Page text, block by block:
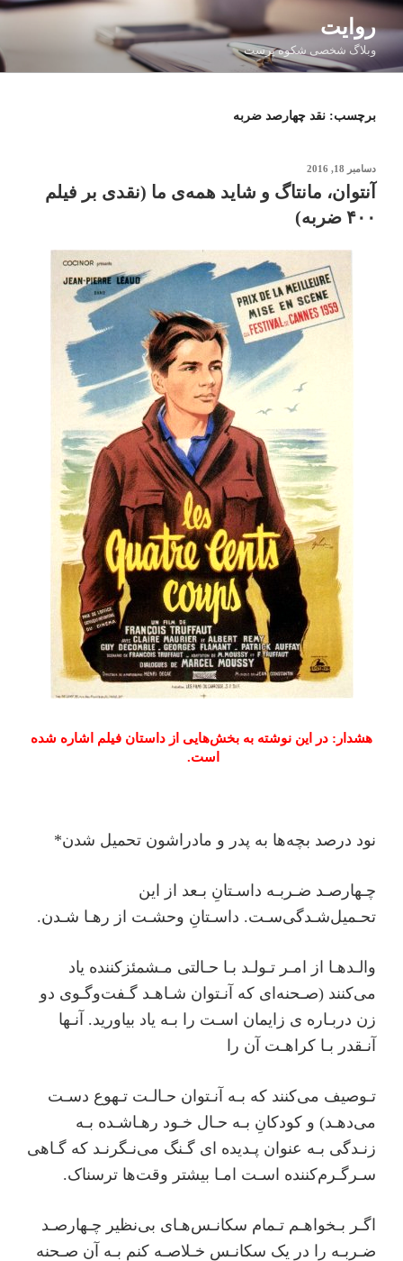
رفتن
به
محتوا
روایت
وبلاگ شخصی شکوه پرست
برچسب: نقد چهارصد ضربه
نوشته‌شده
در
دسامبر 18, 2016
آﻧﺘﻮان، ﻣﺎﻧﺘﺎگ و ﺷﺎﯾﺪ ﻫﻤﻪی ما (نقدی بر فیلم
۴۰۰ ضربه)
هشدار: در این نوشته به بخش‌هایی از داستان فیلم اشاره شده
است.
نود درصد بچه‌ها به پدر و مادراشون تحمیل شدن*
ﭼـﻬﺎرﺻـﺪ ﺿـﺮﺑـﻪ داﺳـﺘﺎنِ ﺑـﻌﺪ از اﯾﻦ
ﺗﺤـﻤﯿﻞﺷـﺪﮔﯽﺳـﺖ. داﺳـﺘﺎنِ وﺣﺸـﺖ از رﻫـﺎ ﺷـﺪن.
واﻟـﺪﻫـﺎ از اﻣـﺮ ﺗـﻮﻟـﺪ ﺑـﺎ ﺣـﺎﻟﺘﯽ ﻣـﺸﻤﺌﺰﮐﻨﻨﺪه ﯾﺎد
ﻣﯽﮐﻨﻨﺪ (ﺻـﺤﻨﻪای ﮐﻪ آﻧـﺘﻮان ﺷـﺎﻫـﺪ ﮔـﻔﺖوﮔـﻮی دو
زن درﺑـﺎره ی زاﯾﻤﺎن اﺳـﺖ را ﺑـﻪ ﯾﺎد ﺑﯿﺎورﯾﺪ. آﻧـﻬﺎ
آﻧـﻘﺪر ﺑـﺎ ﮐﺮاﻫـﺖ آن را
ﺗـﻮﺻﯿﻒ ﻣﯽﮐﻨﻨﺪ ﮐﻪ ﺑـﻪ آﻧـﺘﻮان ﺣـﺎﻟـﺖ ﺗـﻬﻮع دﺳـﺖ
ﻣﯽدﻫـﺪ) و ﮐﻮدﮐﺎنِ ﺑـﻪ ﺣـﺎل ﺧـﻮد رﻫـﺎﺷـﺪه ﺑـﻪ
زﻧـﺪﮔﯽ ﺑـﻪ عنوان ﭘـﺪﯾﺪه ای ﮔـﻨﮓ ﻣﯽﻧـﮕﺮﻧـﺪ ﮐﻪ ﮔـﺎﻫﯽ
ﺳـﺮﮔـﺮمﮐﻨﻨﺪه اﺳـﺖ اﻣـﺎ ﺑﯿﺸﺘﺮ وﻗﺖﻫﺎ ﺗﺮﺳﻨﺎک.
اﮔـﺮ ﺑـﺨﻮاﻫـﻢ ﺗـﻤﺎم ﺳﮑﺎﻧـﺲﻫـﺎی ﺑﯽﻧﻈﯿﺮ ﭼـﻬﺎرﺻـﺪ
ﺿـﺮﺑـﻪ را در ﯾﮏ ﺳﮑﺎﻧـﺲ ﺧـﻼﺻـﻪ ﮐﻨﻢ ﺑـﻪ آن ﺻـﺤﻨﻪ